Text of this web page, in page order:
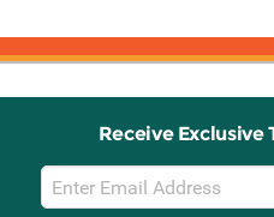
Receive Exclusive
Email
Sign